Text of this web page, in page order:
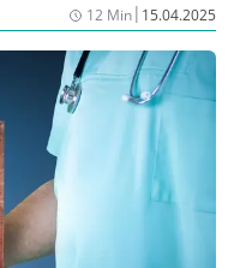
12 Min| 15.04.2025